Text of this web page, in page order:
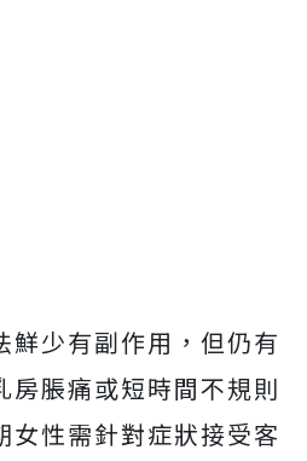
鮮少有副作用，但仍有
房脹痛或短時間不規則
女性需針對症狀接受客